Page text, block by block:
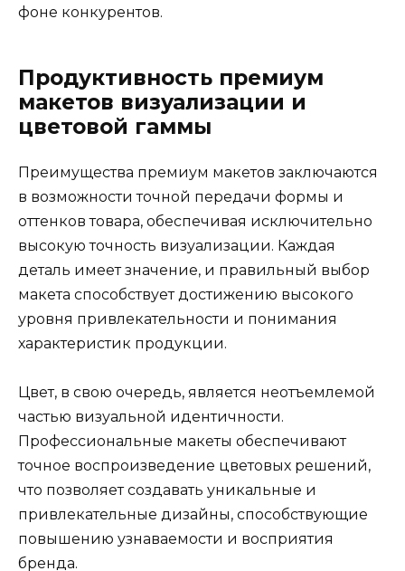
фоне конкурентов.
Продуктивность премиум
макетов визуализации и
цветовой гаммы
Преимущества премиум макетов заключаются
в возможности точной передачи формы и
оттенков товара, обеспечивая исключительно
высокую точность визуализации. Каждая
деталь имеет значение, и правильный выбор
макета способствует достижению высокого
уровня привлекательности и понимания
характеристик продукции.
Цвет, в свою очередь, является неотъемлемой
частью визуальной идентичности.
Профессиональные макеты обеспечивают
точное воспроизведение цветовых решений,
что позволяет создавать уникальные и
привлекательные дизайны, способствующие
повышению узнаваемости и восприятия
бренда.